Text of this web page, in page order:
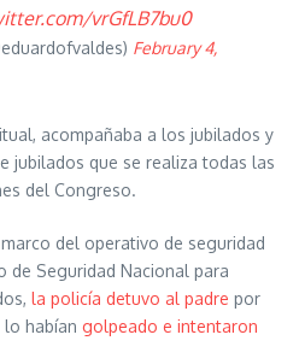
vrGfLB7bu0
February 4,
acompañaba a los jubilados y
jubilados que se realiza todas las
del Congreso.
del operativo de seguridad
de Seguridad Nacional para
la policía detuvo al padre por
lo habían golpeado e intentaron